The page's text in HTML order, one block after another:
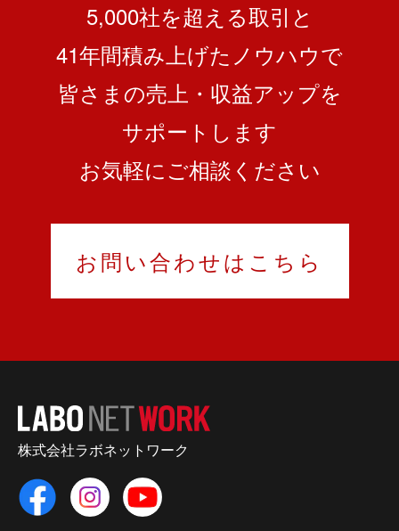
5,000社を超える取引と
41年間積み上げたノウハウで
皆さまの売上・収益アップを
サポートします
お気軽にご相談ください
お問い合わせはこちら
株式会社ラボネットワーク